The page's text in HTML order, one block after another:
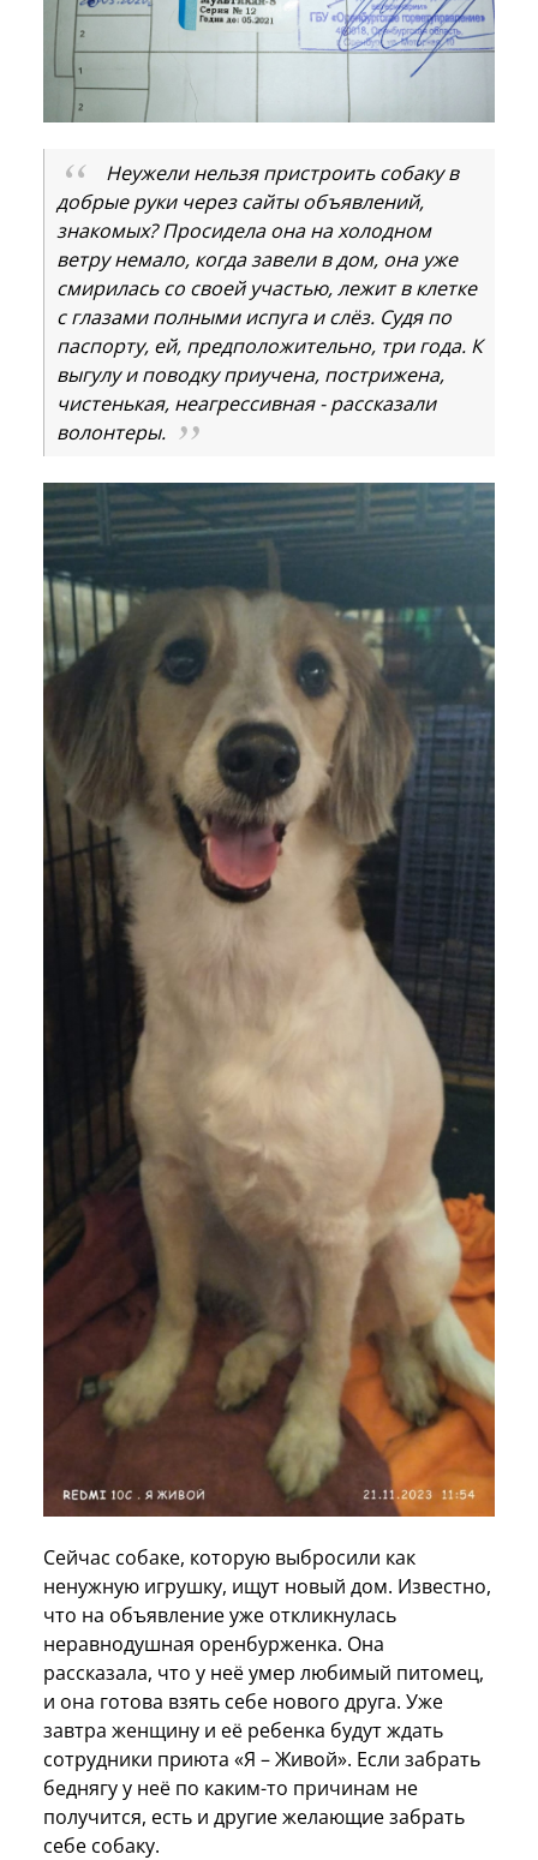
Неужели нельзя пристроить собаку в
добрые руки через сайты объявлений,
знакомых? Просидела она на холодном
ветру немало, когда завели в дом, она уже
смирилась со своей участью, лежит в клетке
с глазами полными испуга и слёз. Судя по
паспорту, ей, предположительно, три года. К
выгулу и поводку приучена, пострижена,
чистенькая, неагрессивная - рассказали
волонтеры.
Сейчас собаке, которую выбросили как
ненужную игрушку, ищут новый дом. Известно,
что на объявление уже откликнулась
неравнодушная оренбурженка. Она
рассказала, что у неё умер любимый питомец,
и она готова взять себе нового друга. Уже
завтра женщину и её ребенка будут ждать
сотрудники приюта «Я – Живой». Если забрать
беднягу у неё по каким-то причинам не
получится, есть и другие желающие забрать
себе собаку.